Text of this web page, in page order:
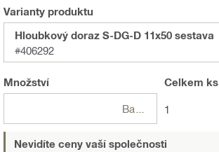
Varianty produktu
Hloubkový doraz S-DG-D 11x50 sestava
#406292
Množství Celkem ks
1
Nevidíte ceny vaší společnosti